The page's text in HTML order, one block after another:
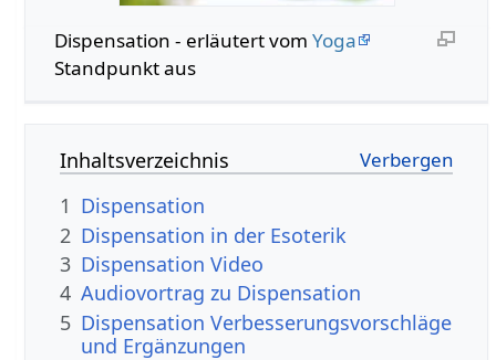
Dispensation - erläutert vom Yoga
Standpunkt aus
Inhaltsverzeichnis
1 Dispensation
2 Dispensation in der Esoterik
3 Dispensation Video
4 Audiovortrag zu Dispensation
5 Dispensation Verbesserungsvorschläge
und Ergänzungen